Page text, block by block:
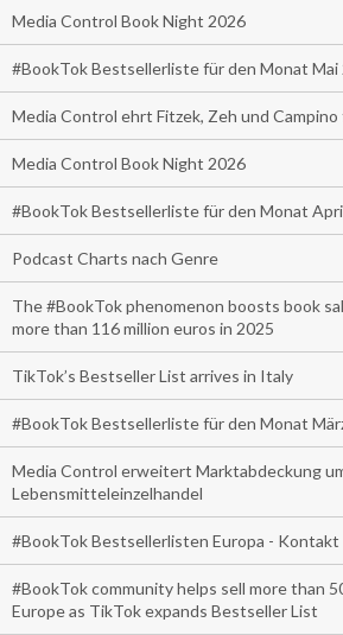
Media Control Book Night 2026
#BookTok Bestsellerliste für den Monat Mai
Media Control ehrt Fitzek, Zeh und
Media Control Book Night 2026
#BookTok Bestsellerliste für den Monat
Podcast Charts nach Genre
The #BookTok phenomenon boosts book
more than 116 million euros in 2025
TikTok’s Bestseller List arrives in Italy
#BookTok Bestsellerliste für den Monat
Media Control erweitert Marktabdeckung
Lebensmitteleinzelhandel
#BookTok Bestsellerlisten Europa - Kontakt
#BookTok community helps sell more than
Europe as TikTok expands Bestseller List